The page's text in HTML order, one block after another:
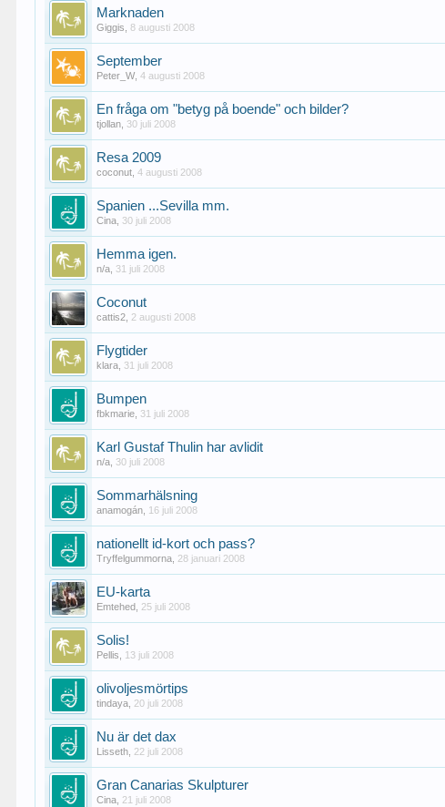
Marknaden
Giggis ,8 augusti 2008
September
Peter_W ,4 augusti 2008
En fråga om "betyg på boende" och bilder?
tjollan 30 juli 2008
Resa 2009
coconut ,4 augusti 2008
Spanien ...Sevilla mm.
Cina 30 juli 2008
Hemma igen.
n/a 31 juli 2008
Coconut
cattis2 2 augusti 2008
Flygtider
klara 31 juli 2008
Bumpen
fbkmarie 31 juli 2008
Karl Gustaf Thulin har avlidit
n/a 30 juli 2008
Sommarhälsning
anamogán 16 juli 2008
nationellt id-kort och pass?
Tryffelgummorna 28 januari 2008
EU-karta
Emtehed 25 juli 2008
Solis!
Pellis 13 juli 2008
olivoljesmörtips
tindaya 20 juli 2008
Nu är det dax
Lisseth 22 juli 2008
Gran Canarias Skulpturer
Cina 21 juli 2008